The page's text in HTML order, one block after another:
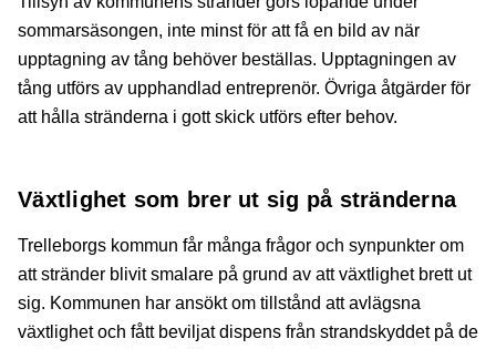
sommarsäsongen, inte minst för att få en bild av när
upptagning av tång behöver beställas. Upptagningen av
tång utförs av upphandlad entreprenör. Övriga åtgärder för
att hålla stränderna i gott skick utförs efter behov.
Växtlighet som brer ut sig på stränderna
Trelleborgs kommun får många frågor och synpunkter om
att stränder blivit smalare på grund av att växtlighet brett ut
sig. Kommunen har ansökt om tillstånd att avlägsna
växtlighet och fått beviljat dispens från strandskyddet på de